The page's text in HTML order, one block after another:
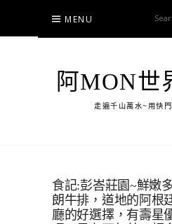
content
MENU
阿MON世
走遍千山萬水~用快
食記:彭峇莊園~鮮嫩
朗牛排，道地的阿根
廳的好選擇，有壽星